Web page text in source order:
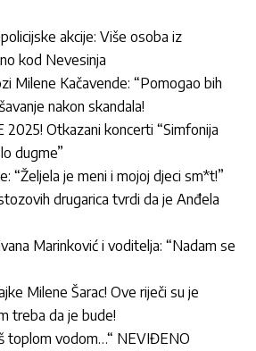
akcije: Više osoba iz
kod Nevesinja
Milene Kačavende: “Pomogao bih
nakon skandala!
2025! Otkazani koncerti “Simfonija
dugme”
“Željela je meni i mojoj djeci sm*t!”
drugarica tvrdi da je Anđela
Marinković i voditelja: “Nadam se
Milene Šarac! Ove riječi su je
treba da je bude!
toplom vodom…“ NEVIĐENO